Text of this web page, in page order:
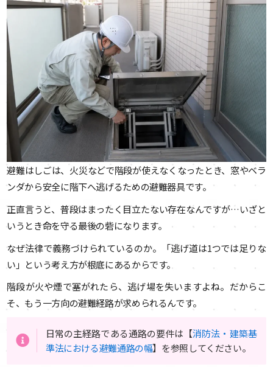
避難はしごは、火災などで階段が使えなくなったとき、窓やベラ
ンダから安全に階下へ逃げるための避難器具です。
正直言うと、普段はまったく目立たない存在なんですが…いざと
いうとき命を守る最後の砦になります。
なぜ法律で義務づけられているのか。「逃げ道は1つでは足りな
い」という考え方が根底にあるからです。
階段が火や煙で塞がれたら、逃げ場を失いますよね。だからこ
そ、もう一方向の避難経路が求められるんです。
日常の主経路である通路の要件は【消防法・建築基
準法における避難通路の幅】を参照してください。